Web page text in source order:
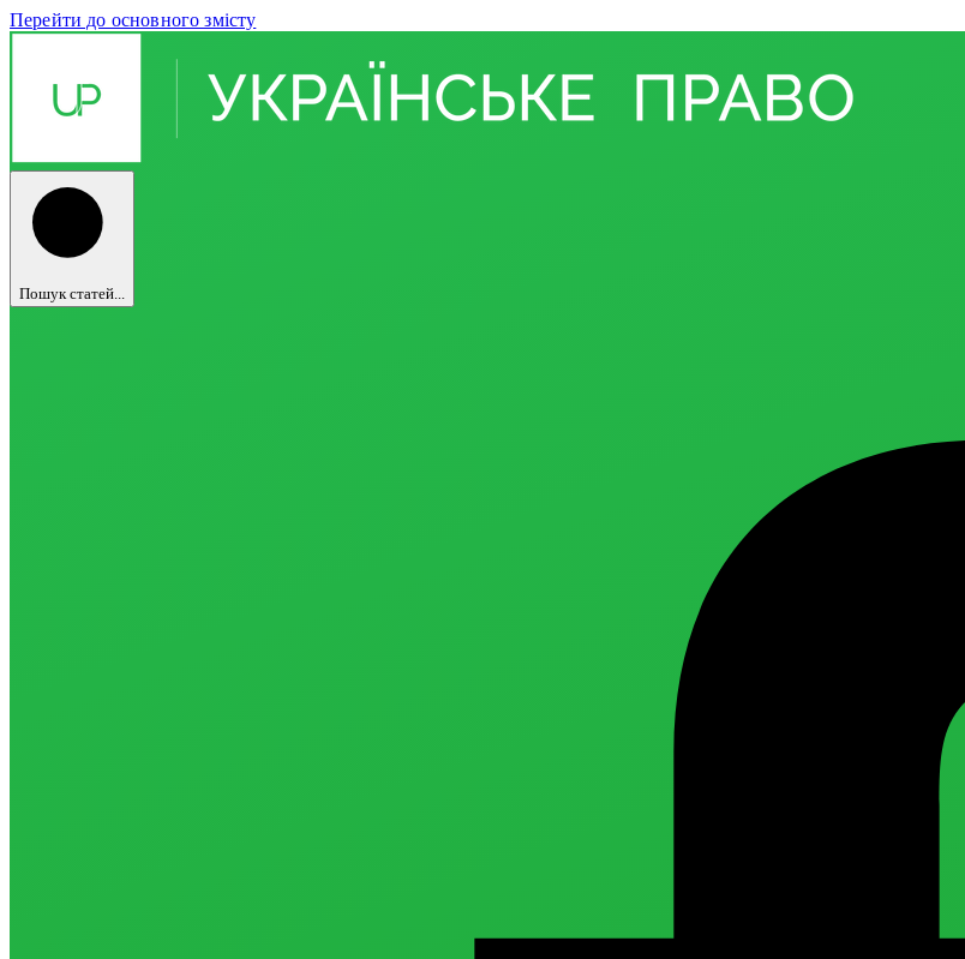
Перейти до основного змісту
Пошук статей...